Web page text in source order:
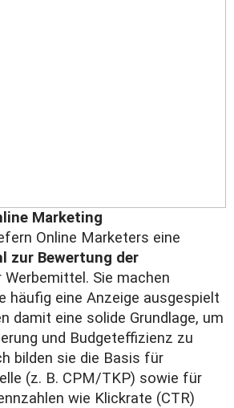
Marketing
Online Marketers eine
zur Bewertung der
Werbemittel. Sie machen
häufig eine Anzeige ausgespielt
damit eine solide Grundlage, um
und Budgeteffizienz zu
bilden sie die Basis für
(z. B. CPM/TKP) sowie für
wie Klickrate (CTR)